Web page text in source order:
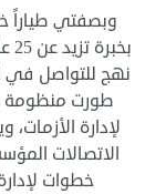
وبصفتي طياراً
نهج للتواصل في
طورت منظومة
لإدارة
الاتصالات
خطوات